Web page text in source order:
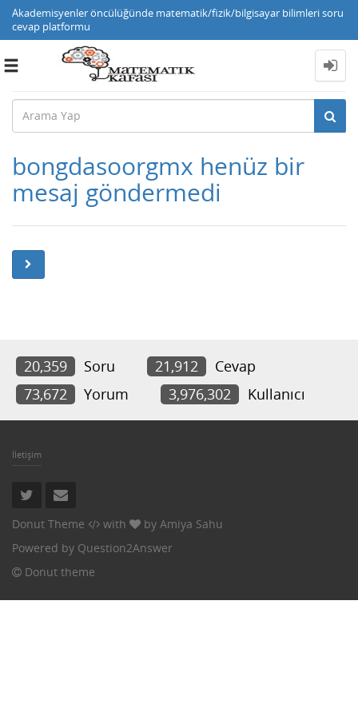
Akademisyenler öncülüğünde matematik/fizik/bilgisayar bilimleri soru
cevap platformu
Toggle
bongdasoorgmx henüz bir
mesaj göndermedi
20,359 Soru 21,912
Cevap
73,672
Yorum 3,976,302 Kullanıcı
İletişim
Donut Theme with by Amiya Sahu
Powered by Question2Answer
Donut theme